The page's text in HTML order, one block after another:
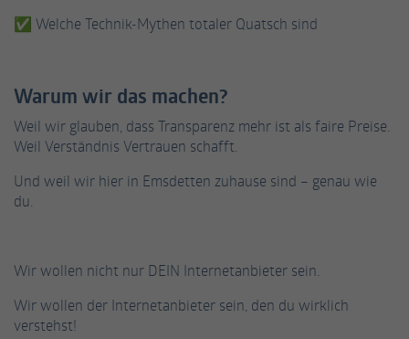
✅ Welche Technik-Mythen totaler Quatsch sind
Warum wir das machen?
Weil wir glauben, dass Transparenz mehr ist als faire Preise.
Weil Verständnis Vertrauen schafft.
Und weil wir hier in Emsdetten zuhause sind – genau wie
du.
Wir wollen nicht nur DEIN Internetanbieter sein.
Wir wollen der Internetanbieter sein, den du wirklich
verstehst!
Daten umfassen die Anzahl der Besucher, die
Name _gat_UA-53926628-3
Zweck
Cookie vom Mustertyp, bei dem das
eindeutige Identitätsnummer des Kontos